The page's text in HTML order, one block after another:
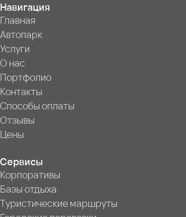
Навигация
Главная
Автопарк
Услуги
О нас
Портфолио
Контакты
Способы оплаты
Отзывы
Цены
Сервисы
Корпоративы
Базы отдыха
Туристические маршруты